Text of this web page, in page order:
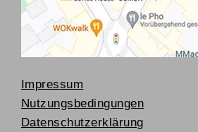
Impressum
Nutzungsbedingungen
Datenschutzerklärung